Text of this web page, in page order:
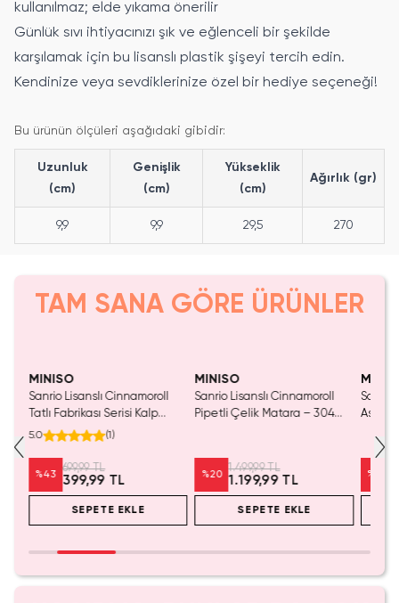
kullanılmaz; elde yıkama önerilir
Günlük sıvı ihtiyacınızı şık ve eğlenceli bir şekilde
karşılamak için bu lisanslı plastik şişeyi tercih edin.
Kendinize veya sevdiklerinize özel bir hediye seçeneği!
Bu ürünün ölçüleri aşağıdaki gibidir:
Uzunluk
(cm)
Genişlik
(cm)
Yükseklik
(cm)
Ağırlık (gr)
9,9 9,9 29,5 270
TAM SANA GÖRE ÜRÜNLER
MINISO
Sanrio Lisanslı Cinnamoroll
Tatlı Fabrikası Serisi Kalp
Pipetli Çift Duvarlı Şişe 440
5.0 (1)
%43
699,99 TL
399,99 TL
SEPETE EKLE
MINISO
Sanrio Lisanslı Cinnamoroll
Pipetli Çelik Matara – 304
%20
1.499,99 TL
1.199,99 TL
SEPETE EKLE
Sanrio
Askılı
%